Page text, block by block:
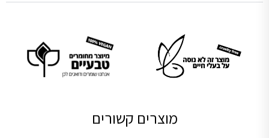
מוצרים קשורים